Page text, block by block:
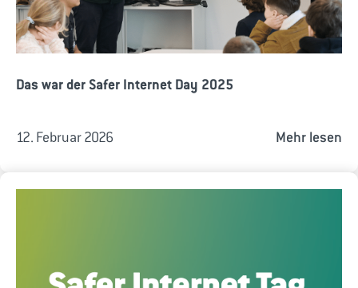
Das war der Safer Internet Day 2025
12. Februar 2026 Mehr lesen